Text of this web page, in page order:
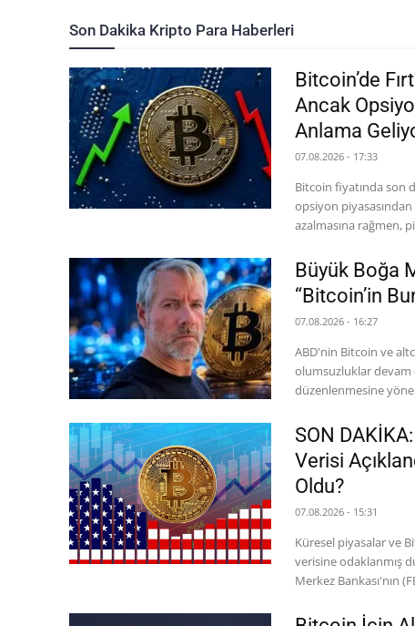
Son Dakika Kripto Para Haberleri
Bitcoin’de
Ancak
Anlama
07.08.2026 - 17:33
Bitcoin fiyatında son
opsiyon piyasasından önemli bir uyarı
azalmasına rağmen,
Büyük Boğa
“Bitcoin’in
07.08.2026 - 16:27
ABD'nin Bitcoin ve
olumsuzluklar devam ediyor. Zira ABD Senatosu'nun
düzenlenmesine
SON
Verisi
Oldu?
07.08.2026 - 15:31
Küresel piyasalar ve
verisine odaklanmış
Merkez Bankası'nın